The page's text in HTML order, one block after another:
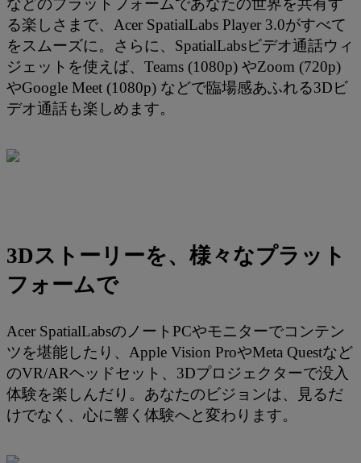
などのプラットフォームであなたの世界を共有す
る楽しさまで、Acer SpatialLabs Player 3.0がすべて
をスムーズに。さらに、SpatialLabsビデオ通話ウィ
ジェットを使えば、Teams (1080p) やZoom (720p)
やGoogle Meet (1080p) などで臨場感あふれる3Dビ
デオ通話も楽しめます。
3Dストーリーを、様々なプラット
フォームで
Acer SpatialLabsのノートPCやモニターでコンテン
ツを堪能したり、Apple Vision ProやMeta Questなど
のVR/ARヘッドセット、3Dプロジェクターで没入
体験を楽しんだり。あなたのビジョンは、見るだ
けでなく、心に響く体験へと変わります。